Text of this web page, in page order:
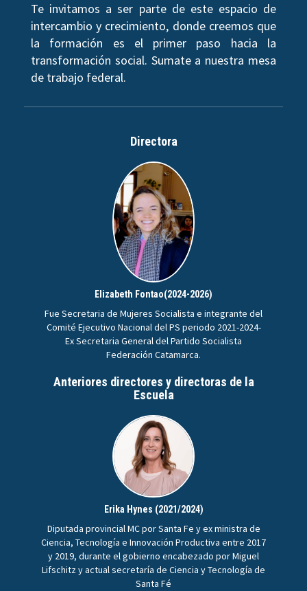
Te invitamos a ser parte de este espacio de
intercambio y crecimiento, donde creemos que
la formación es el primer paso hacia la
transformación social. Sumate a nuestra mesa
de trabajo federal.
Directora
Elizabeth Fontao(2024-2026)
Fue Secretaria de Mujeres Socialista e integrante del
Comité Ejecutivo Nacional del PS periodo 2021-2024-
Ex Secretaria General del Partido Socialista
Federación Catamarca.
Anteriores directores y directoras de la
Escuela
Erika Hynes (2021/2024)
Diputada provincial MC por Santa Fe y ex ministra de
Ciencia, Tecnología e Innovación Productiva entre 2017
y 2019, durante el gobierno encabezado por Miguel
Lifschitz y actual secretaría de Ciencia y Tecnología de
Santa Fé